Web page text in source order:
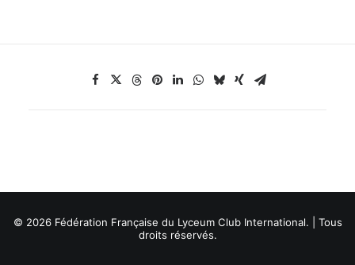
© 2026 Fédération Française du Lyceum Club International. | Tous
droits réservés.